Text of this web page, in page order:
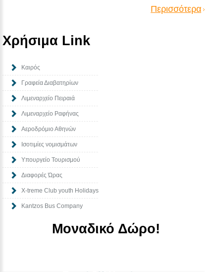
Περισσότερα
Χρήσιμα Link
Καιρός
Γραφεία Διαβατηρίων
Λιμεναρχείο Πειραιά
Λιμεναρχείο Ραφήνας
Αεροδρόμιο Αθηνών
Ισοτιμίες νομισμάτων
Υπουργείο Τουρισμού
Διαφορές Ώρας
Χ-treme Club youth Holidays
Kantzos Bus Company
Μοναδικό Δώρο!